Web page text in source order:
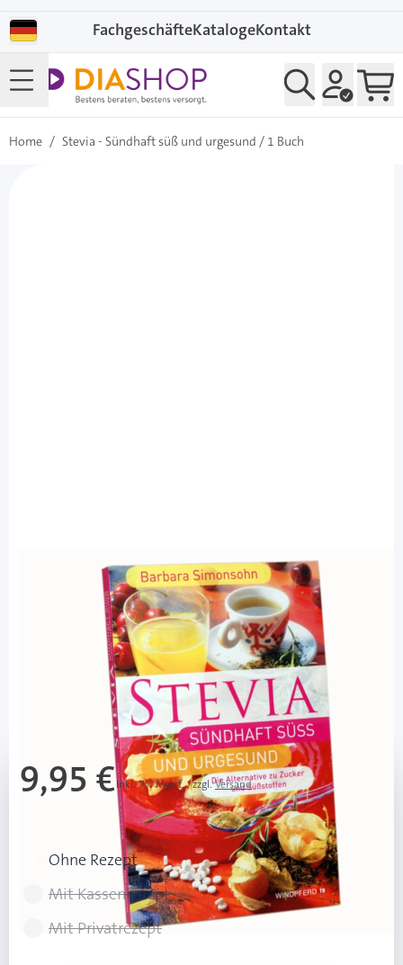
FachgeschäfteKatalogeKontakt
Home / Stevia - Sündhaft süß und urgesund / 1 Buch
Stevia - Sündhaft süß und urgesund / 1
Diashop.de Kat.-Nr.110802
Lieferzeit 3-7 Werktage
Mehr über das Produkt
9,95 €Inkl. 7% Mwst.,zzgl.Versand
Rezeptart wählen
Ohne Rezept
Mit Kassenrezept
Mit Privatrezept